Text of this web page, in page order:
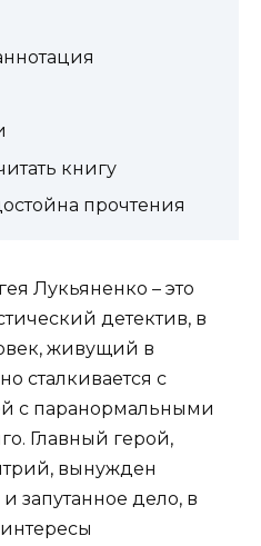
книгу
прочтения
Лукьяненко – это
детектив, в
живущий в
сталкивается с
с паранормальными
Главный герой,
вынужден
запутанное дело, в